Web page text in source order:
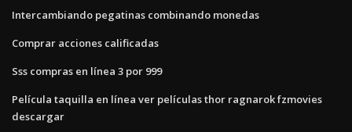
Intercambiando pegatinas combinando monedas
Comprar acciones calificadas
Sss compras en línea 3 por 999
Película taquilla en línea ver películas thor ragnarok fzmovies
descargar